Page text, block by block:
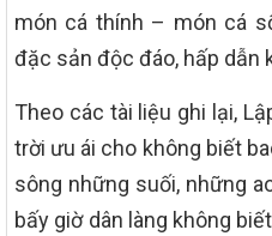
món cá thính – món cá
đặc sản độc đáo, hấp dẫn
Theo các tài liệu ghi lại,
trời ưu ái cho không biết
sông những suối, những
bấy giờ dân làng không